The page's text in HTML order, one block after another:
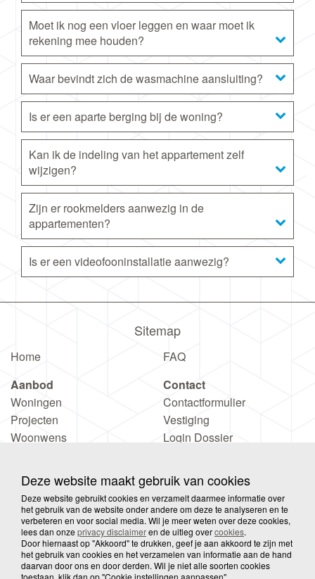
Deze website maakt gebruik van cookies
Deze website gebruikt cookies en verzamelt daarmee informatie over
het gebruik van de website onder andere om deze te analyseren en te
verbeteren en voor social media. Wil je meer weten over deze cookies,
lees dan onzeprivacy disclaimeren de uitleg overcookies.
Door hiernaast op "Akkoord" te drukken, geef je aan akkoord te zijn met
het gebruik van cookies en het verzamelen van informatie aan de hand
daarvan door ons en door derden. Wil je niet alle soorten cookies
toestaan, klik dan op "Cookie instellingen aanpassen".
Moet ik nog een vloer leggen en waar moet ik
rekening mee houden?
Waar bevindt zich de wasmachine aansluiting?
Is er een aparte berging bij de woning?
Kan ik de indeling van het appartement zelf
wijzigen?
Zijn er rookmelders aanwezig in de
appartementen?
Is er een videofooninstallatie aanwezig?
Sitemap
Home
Aanbod
Woningen
Projecten
Woonwens
FAQ
Contact
Contactformulier
Vestiging
Login Dossier
© 2026 Wooove Privacy Disclaimer Sitemap
Cookies